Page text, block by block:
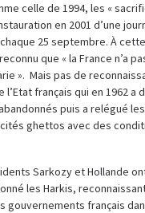
celle de 1994, les «
en 2001 d’une
25 septembre. À
que « la France n’a
». Mais pas de
français qui en 1962 a
puis a relégué
ghettos avec des
Sarkozy et Hollande
les Harkis,
gouvernements français